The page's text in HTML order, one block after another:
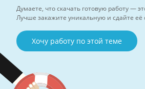
Думаете, что скачать готовую работу —
Лучше закажите уникальную и сдайте её
Хочу работу по этой теме